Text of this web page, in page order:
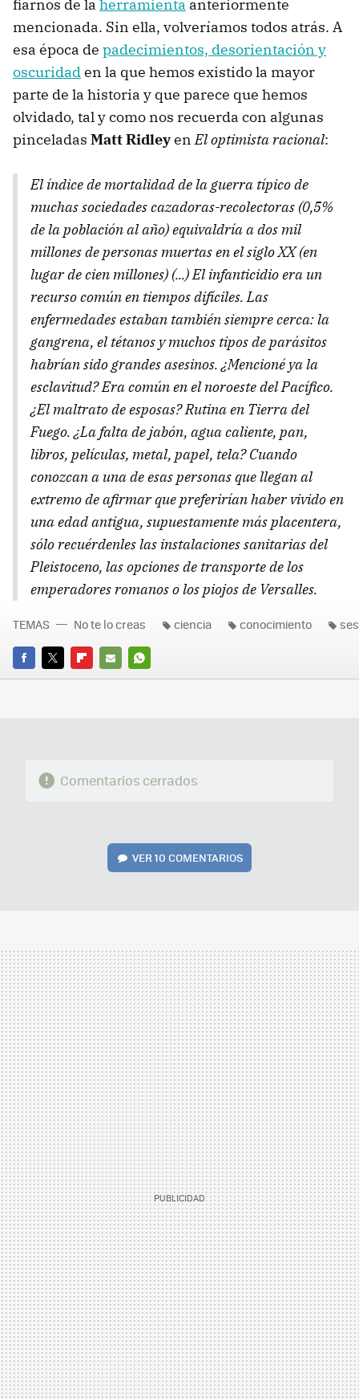
fiarnos de la herramienta anteriormente
mencionada. Sin ella, volveríamos todos atrás. A
esa época de padecimientos, desorientación y
oscuridaden la que hemos existido la mayor
parte de la historia y que parece que hemos
olvidado, tal y como nos recuerda con algunas
pinceladas Matt RidleyenEl optimista racional:
El índice de mortalidad de la guerra típico de
muchas sociedades cazadoras-recolectoras (0,5%
de la población al año) equivaldría a dos mil
millones de personas muertas en el siglo XX (en
lugar de cien millones) (...) El infanticidio era un
recurso común en tiempos difíciles. Las
enfermedades estaban también siempre cerca: la
gangrena, el tétanos y muchos tipos de parásitos
habrían sido grandes asesinos. ¿Mencioné ya la
esclavitud? Era común en el noroeste del Pacífico.
¿El maltrato de esposas? Rutina en Tierra del
Fuego. ¿La falta de jabón, agua caliente, pan,
libros, películas, metal, papel, tela? Cuando
conozcan a una de esas personas que llegan al
extremo de afirmar que preferirían haber vivido en
una edad antigua, supuestamente más placentera,
sólo recuérdenles las instalaciones sanitarias del
Pleistoceno, las opciones de transporte de los
emperadores romanos o los piojos de Versalles.
FACEBOOK
TWITTERFLIPBOARD
E-
WHATSAPP
TEMAS No te lo creas ciencia conocimiento
Comentarios cerrados
VER10 COMENTARIOS